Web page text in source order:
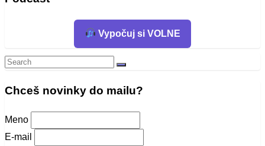
Vypočuj si VOLNE
Search
Chceš novinky do mailu?
Meno
E-mail